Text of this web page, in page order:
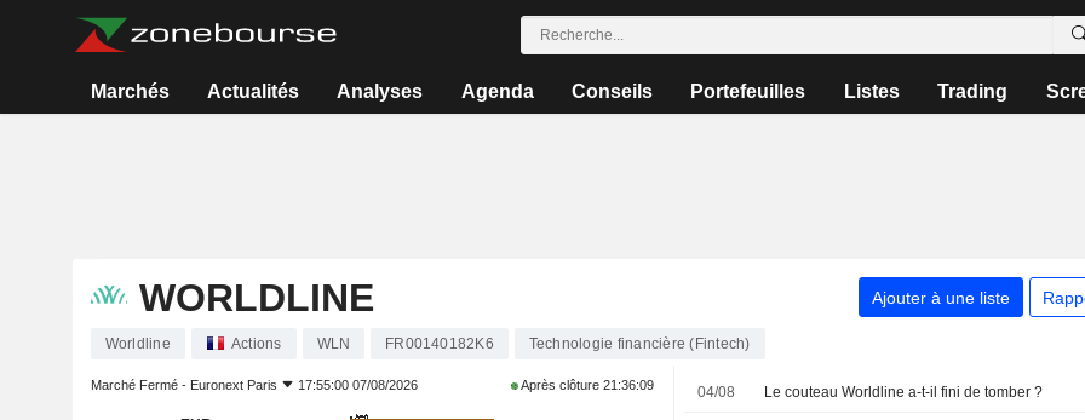
Marchés Actualités Analyses Agenda Conseils Portefeuilles Listes Trading
WORLDLINE Ajouter à une liste
Worldline Actions WLN FR00140182K6 Technologie financière (Fintech)
Marché Fermé - Euronext Paris 17:55:00 07/08/2026 Après clôture21:36:09 04/08 Le couteau Worldline a-t-il fini de tomber ?